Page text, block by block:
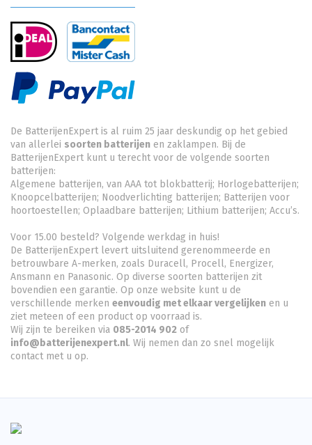
De BatterijenExpert is al ruim 25 jaar deskundig op het gebied
van allerlei soorten batterijen en zaklampen. Bij de
BatterijenExpert kunt u terecht voor de volgende soorten
batterijen:
Algemene batterijen, van AAA tot blokbatterij; Horlogebatterijen;
Knoopcelbatterijen; Noodverlichting batterijen; Batterijen voor
hoortoestellen; Oplaadbare batterijen; Lithium batterijen; Accu’s.
Voor 15.00 besteld? Volgende werkdag in huis!
De BatterijenExpert levert uitsluitend gerenommeerde en
betrouwbare A-merken, zoals Duracell, Procell, Energizer,
Ansmann en Panasonic. Op diverse soorten batterijen zit
bovendien een garantie. Op onze website kunt u de
verschillende merken eenvoudig met elkaar vergelijken en u
ziet meteen of een product op voorraad is.
Wij zijn te bereiken via 085-2014 902 of
info@batterijenexpert.nl. Wij nemen dan zo snel mogelijk
contact met u op.